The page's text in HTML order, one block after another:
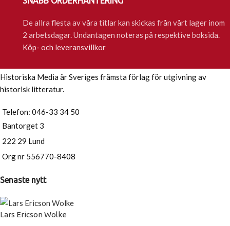
De allra flesta av våra titlar kan skickas från vårt lager inom
2 arbetsdagar. Undantagen noteras på respektive boksida.
Köp- och leveransvillkor
Historiska Media är Sveriges främsta förlag för utgivning av
historisk litteratur.
Telefon: 046-33 34 50
Bantorget 3
222 29 Lund
Org nr 556770-8408
Senaste nytt
Lars Ericson Wolke